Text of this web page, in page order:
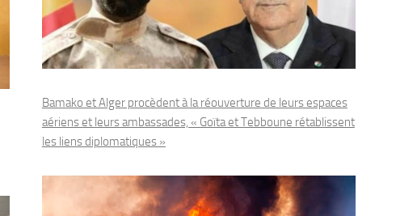
Bamako et Alger procèdent à la réouverture de leurs espaces
aériens et leurs ambassades, « Goïta et Tebboune rétablissent
les liens diplomatiques »